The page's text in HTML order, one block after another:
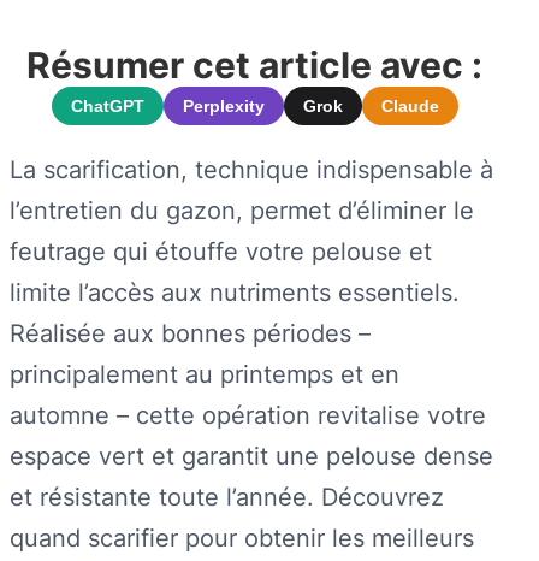
Résumer cet article avec :
ChatGPT Perplexity Grok Claude
La scarification, technique indispensable à
l’entretien du gazon, permet d’éliminer le
feutrage qui étouffe votre pelouse et
limite l’accès aux nutriments essentiels.
Réalisée aux bonnes périodes –
principalement au printemps et en
automne – cette opération revitalise votre
espace vert et garantit une pelouse dense
et résistante toute l’année. Découvrez
quand scarifier pour obtenir les meilleurs